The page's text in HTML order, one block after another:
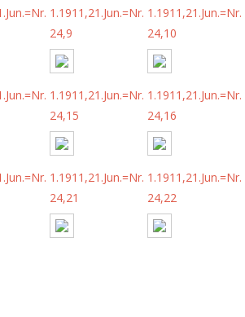
1.1911,21.Jun.=Nr.
24,9
1.1911,21.Jun.=Nr.
24,10
1.1911,21.Jun.=Nr.
24,15
1.1911,21.Jun.=Nr.
24,16
1.1911,21.Jun.=Nr.
24,21
1.1911,21.Jun.=Nr.
24,22